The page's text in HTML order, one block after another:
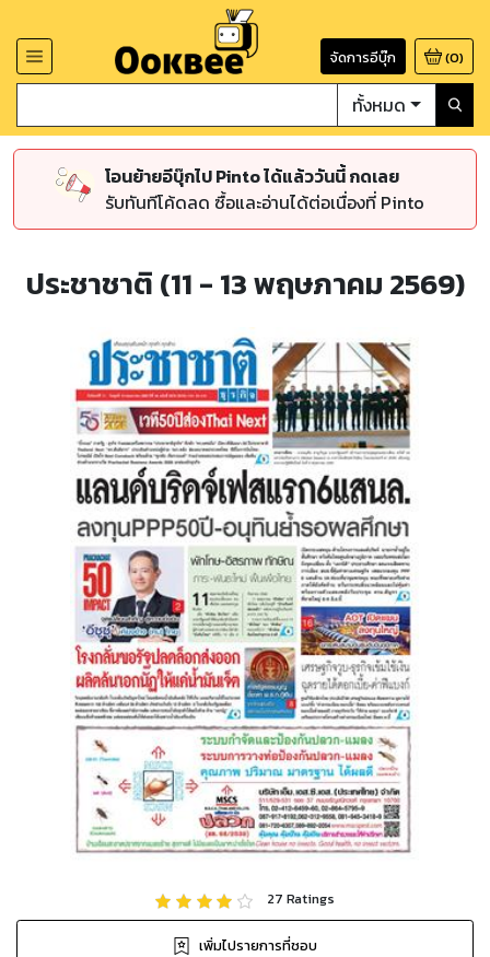
จัดการอีบุ๊ก (0)
ทั้งหมด
โอนย้ายอีบุ๊กไป Pinto ได้แล้ววันนี้ กดเลย
รับทันทีโค้ดลด ซื้อและอ่านได้ต่อเนื่องที่ Pinto
ประชาชาติ (11 - 13 พฤษภาคม 2569)
27 Ratings
เพิ่มไปรายการที่ชอบ